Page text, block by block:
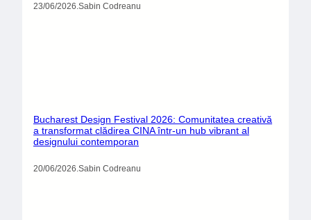
23/06/2026 Sabin Codreanu
Bucharest Design Festival 2026: Comunitatea creativă
a transformat clădirea CINA într-un hub vibrant al
designului contemporan
20/06/2026.Sabin Codreanu